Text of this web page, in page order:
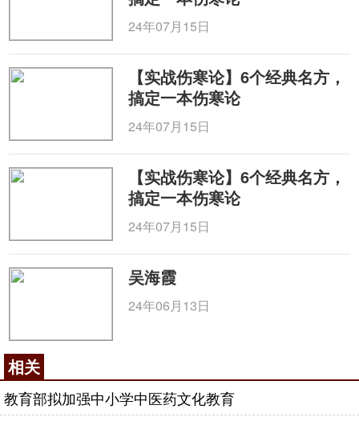
24年07月15日
【实战伤寒论】6个经典名方，
搞定一本伤寒论
24年07月15日
【实战伤寒论】6个经典名方，
搞定一本伤寒论
24年07月15日
吴海霞
24年06月13日
相关
教育部拟加强中小学中医药文化教育